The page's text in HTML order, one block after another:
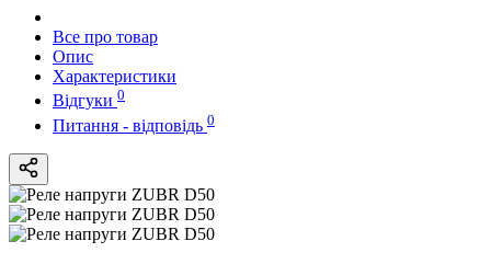
Все про товар
Опис
Характеристики
Відгуки 0
Питання - відповідь 0